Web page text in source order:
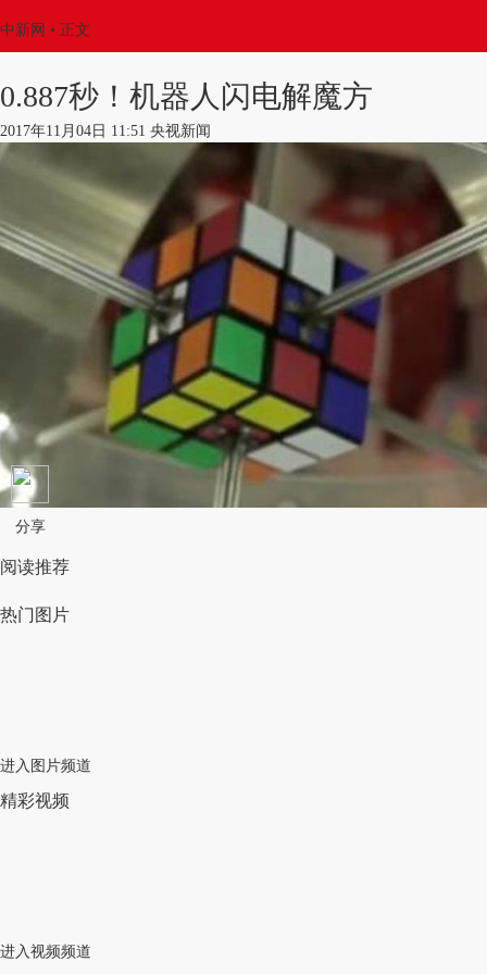
中新网 • 正文
0.887秒！机器人闪电解魔方
2017年11月04日 11:51 央视新闻
分享
阅读推荐
热门图片
进入图片频道
精彩视频
进入视频频道